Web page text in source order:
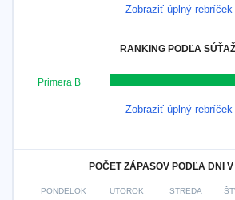
Zobraziť úplný rebríček
RANKING PODĽA SÚŤAŽÍ
Primera B
Zobraziť úplný rebríček
POČET ZÁPASOV PODĽA DNI V
PONDELOK UTOROK STREDA